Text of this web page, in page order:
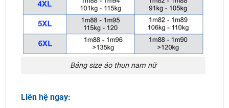
Bảng size áo thun nam nữ
Liên hệ ngay: